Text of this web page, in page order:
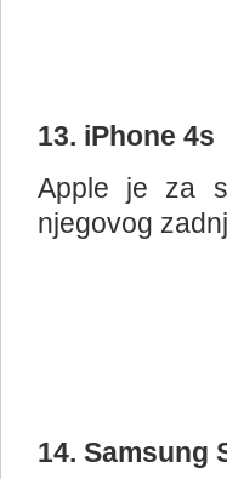
13. iPhone 4s
Apple je za
njegovog
14. Samsung